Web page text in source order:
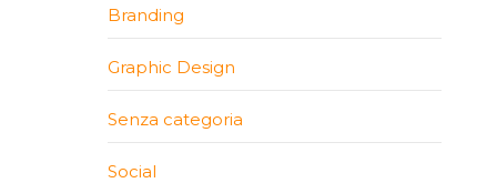
Branding
Graphic Design
Senza categoria
Social